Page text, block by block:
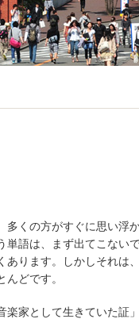
くの方がすぐに思い浮
語は、まず出てこない
ります。しかしそれは
どです。
家として生きていた証